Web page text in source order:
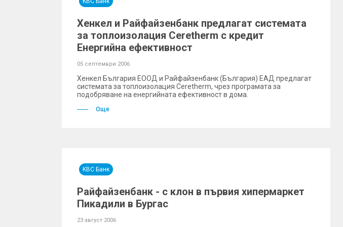
Хенкел и Райфайзенбанк предлагат системата
за топлоизолация Ceretherm с кредит
Енергийна ефективност
05 септември 2006
Хенкел България ЕООД и Райфайзенбанк (България) ЕАД предлагат
системата за топлоизолация Ceretherm, чрез програмата за
подобряване на енергийната ефективност в дома.
Още
KBC Банк
Райфайзенбанк - с клон в първия хипермаркет
Пикадили в Бургас
23 август 2006